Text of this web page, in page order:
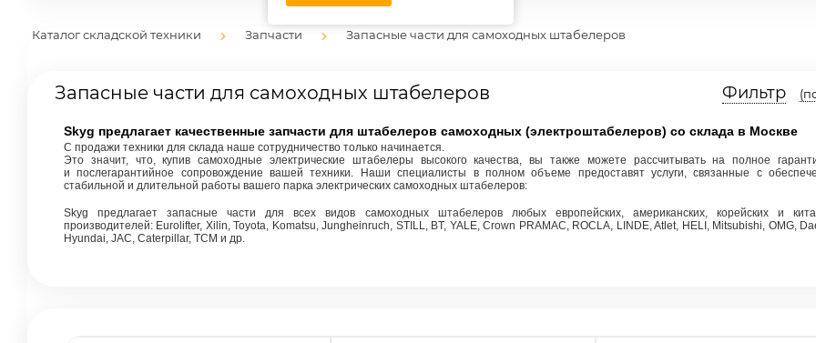
Каталог складской техники Запчасти Запасные части для самоходных штабелеров
Запасные части для самоходных штабелеров Фильтр
Skyg предлагает качественные запчасти для штабелеров самоходных (электроштабелеров) со склада в Москве
С продажи техники для склада наше сотрудничество только начинается.
Это значит, что, купив самоходные электрические штабелеры
высокого качества, вы также можете рассчитывать на полное
и послегарантийное сопровождение вашей техники. Наши специалисты в полном объеме предоставят услуги, связанные с
стабильной и длительной работы вашего парка электрических самоходных штабелеров:
Skyg предлагает запасные части для всех видов самоходных штабелеров любых европейских, американских, корейских и
производителей: Eurolifter, Xilin, Toyota, Komatsu, Jungheinruch, STILL, BT, YALE, Crown PRAMAC, ROCLA, LINDE, Atlet, HELI, Mitsubishi, OMG,
Hyundai, JAC, Caterpillar, TCM и др.